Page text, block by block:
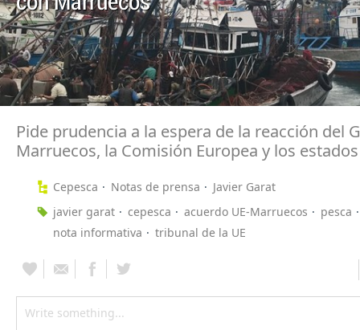
Pide prudencia a la espera de la reacción del
Marruecos, la Comisión Europea y los
Cepesca Notas de prensa
Javier Garat
javier garat
cepesca acuerdo UE-Marruecos
pesca
nota informativa
tribunal de la UE